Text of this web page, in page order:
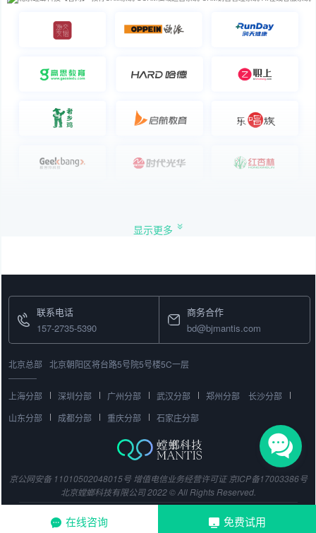
在线咨询 免费试用
显示更多
联系电话
157-2735-5390
商务合作
bd@bjmantis.com
北京总部 北京朝阳区将台路5号院5号楼5C一层
上海分部 深圳分部 广州分部 武汉分部 郑州分部
长沙分部
山东分部
成都分部 重庆分部 石家庄分部
京公网安备 11010502048015号 增值电信业务经营许可证 京ICP备17003386号
北京螳螂科技有限公司 2022 © All Rights Reserved.